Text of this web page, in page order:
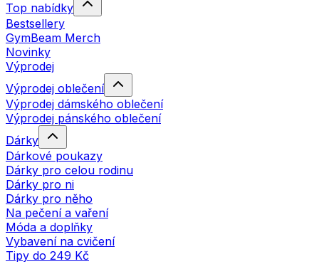
Top nabídky
Bestsellery
GymBeam Merch
Novinky
Výprodej
Výprodej oblečení
Výprodej dámského oblečení
Výprodej pánského oblečení
Dárky
Dárkové poukazy
Dárky pro celou rodinu
Dárky pro ni
Dárky pro něho
Na pečení a vaření
Móda a doplňky
Vybavení na cvičení
Tipy do 249 Kč